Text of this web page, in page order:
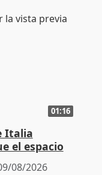
01:16
Italia
el espacio
08/2026